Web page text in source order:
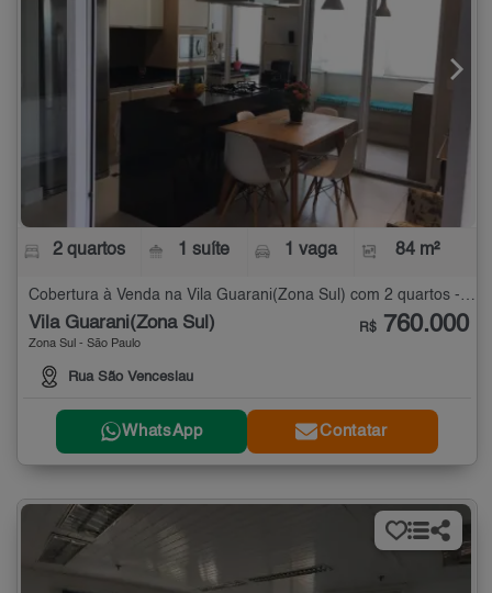
2 quartos 1 suíte 1 vaga 84 m²
Cobertura à Venda na Vila Guarani(Zona Sul) com 2 quartos - 84 m²
Vila Guarani(Zona Sul)
Zona Sul - São Paulo
Rua São Venceslau
R$ 760.000
WhatsApp Contatar